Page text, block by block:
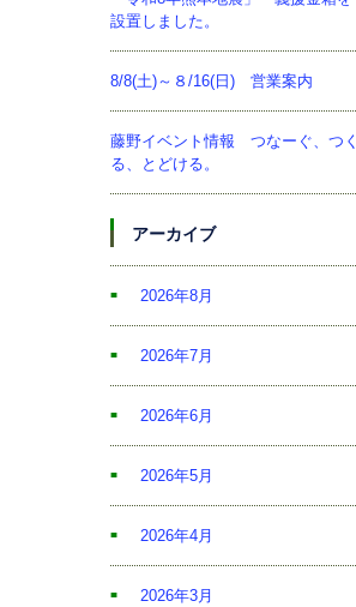
設置しました。
8/8(土)～８/16(日) 営業案内
藤野イベント情報 つなーぐ、つく
る、とどける。
アーカイブ
2026年8月
2026年7月
2026年6月
2026年5月
2026年4月
2026年3月